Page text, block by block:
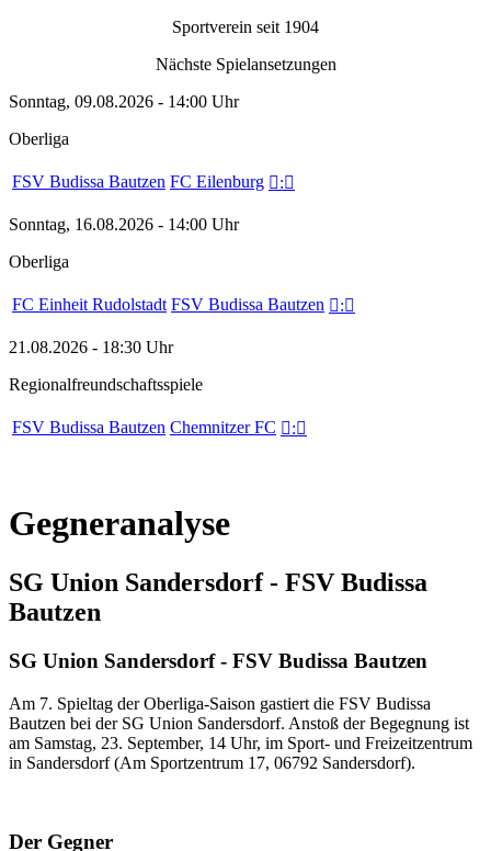
Sportverein seit 1904
Nächste Spielansetzungen
Sonntag, 09.08.2026 - 14:00 Uhr
Oberliga
FSV Budissa Bautzen FC Eilenburg :
Sonntag, 16.08.2026 - 14:00 Uhr
Oberliga
FC Einheit Rudolstadt FSV Budissa Bautzen :
21.08.2026 - 18:30 Uhr
Regionalfreundschaftsspiele
FSV Budissa Bautzen Chemnitzer FC :
Gegneranalyse
SG Union Sandersdorf - FSV Budissa
Bautzen
SG Union Sandersdorf - FSV Budissa Bautzen
Am 7. Spieltag der Oberliga-Saison gastiert die FSV Budissa
Bautzen bei der SG Union Sandersdorf. Anstoß der Begegnung ist
am Samstag, 23. September, 14 Uhr, im Sport- und Freizeitzentrum
in Sandersdorf (Am Sportzentrum 17, 06792 Sandersdorf).
Der Gegner